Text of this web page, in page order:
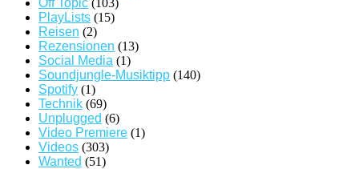
PlayLists (15)
Reisen (2)
Rezensionen (13)
Social Media (1)
Soundjungle-Musiktipp (140)
Spotify (1)
Technik (69)
Unplugged (6)
Video Premiere (1)
Videos (303)
Wanted (51)